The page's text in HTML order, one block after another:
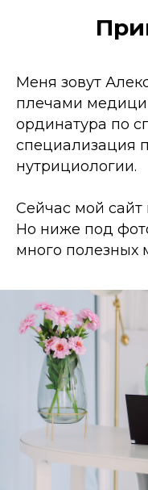
Меня зовут
плечами
ординатура по
специализация
нутрициологии.
Сейчас мой сайт
Но ниже под
много полезных